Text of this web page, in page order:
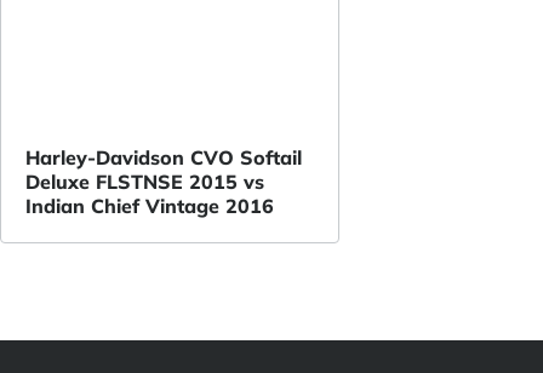
Harley-Davidson CVO Softail
Deluxe FLSTNSE 2015 vs
Indian Chief Vintage 2016